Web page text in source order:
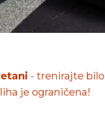
- trenirajte bilo
je ograničena!